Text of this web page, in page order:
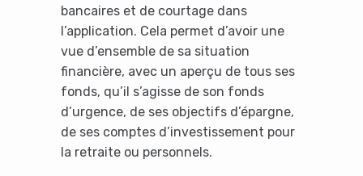
bancaires et de courtage dans
l’application. Cela permet d’avoir une
vue d’ensemble de sa situation
financière, avec un aperçu de tous ses
fonds, qu’il s’agisse de son fonds
d’urgence, de ses objectifs d’épargne,
de ses comptes d’investissement pour
la retraite ou personnels.